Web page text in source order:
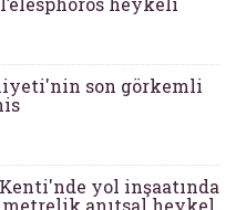
son görkemli
yol inşaatında
metrelik anıtsal heykel